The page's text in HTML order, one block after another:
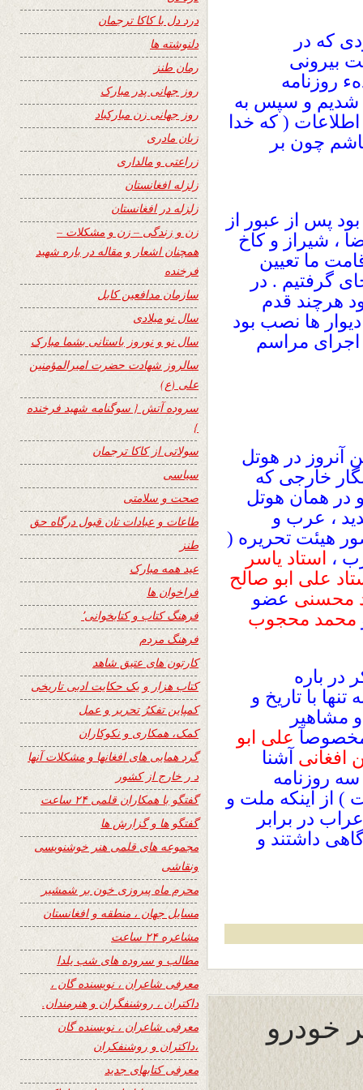
که در
بیرونی
روزنامه
شدیم و سپس به
اطلاعات ( که خدا
چون بر
پس از عبور از
، شیراز و کاخ
ما تعیین
گرفتیم . در
هرچند قدم
ها نصب بود
اجرای مراسم
در هوتل
خارجی که
در همان هوتل
، عرب و
هیئت تحریره (
، استاد یاسر
علی ابو صالح
محسنی عضو
محمد محجوب
در باره
با تاریخ و
مشاهیر
مخصوصآ علی ابو
افغانی آشنا
روزنامه
) از اینکه ملت و
در برابر
داشتند و
خودرو
درد دل با کاکا ترجمان
دلنوشته ها
رمان طنز
روز جهانی پدر مبارک
روز جهانی زن مبارکباد
زبان مادری
زراعتی و مالداری
زلزله افغانستان
زلزله در افغانستان
زن و زندگی – زن و مشکلات –
همچنان اشعار و مقاله در باره شهید
فرخنده
سازمان مدافعین کابل
سال نو میلادی
سال نو و نوروز باستانی بشما مبارک
سالروز شهادت حضرت امیرالمؤمنین
علی (ع)
سروده آتش { سوگنامه شهید فرخنده
}
سولاتی از کاکا ترجمان
سیاسی
صحت و سلامتی
طاعات و عبادات تان قبول درگاه حق
طنز
عید همه مبارک
فراخوان ها
فرهنگ کتاب و کتابخوانی٬
فرهنگ مردم
کارتون های عتیق شاهد
کتاب هزار و یک حکایت ادبی تاریخی
کمپاین تفکرُ تحریر و عمل
کمک، همکاری و نکوکاران
گرد همایی های افغانها و مشکلات آنها
د ر خارج از کشور
گفتگو با همکاران قلمی ۲۴ ساعت
گفتگو ها و گزارش ها
مجموعه های قلمی هنر خوشنویسی
ونقاشی
محرم ماه پیروزی خون بر شمشیر
مسایل جهان ، منطقه و افغانستان
مشاعره ۲۴ ساعت
مطالب و سروده های شب یلدا
معرفی شاعران ، نویسنده گان ،
داکتران ، روشنفگران و هنرمندان.
معرفی شاعران ، نویسنده گان
،داکتران و روشنفکران
معرفی کتابهای جدید